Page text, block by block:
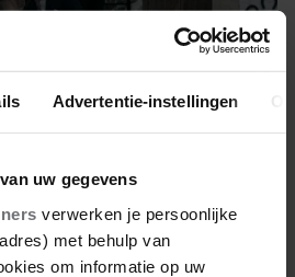
Advertentie-instellingen
uw gegevens
verwerken je persoonlijke
met behulp van
om informatie op uw